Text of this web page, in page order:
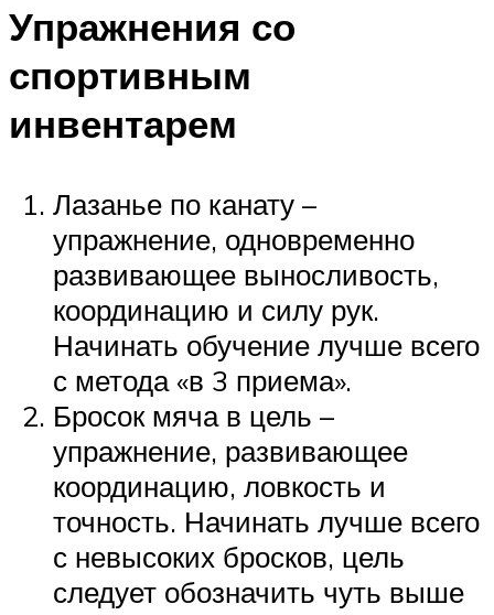
Упражнения со
спортивным
инвентарем
Лазанье по канату –
упражнение, одновременно
развивающее выносливость,
координацию и силу рук.
Начинать обучение лучше всего
с метода «в 3 приема».
Бросок мяча в цель –
упражнение, развивающее
координацию, ловкость и
точность. Начинать лучше всего
с невысоких бросков, цель
следует обозначить чуть выше